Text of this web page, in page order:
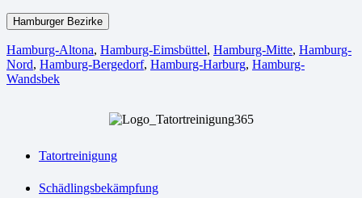
Hamburger Bezirke
Hamburg-Altona, Hamburg-Eimsbüttel, Hamburg-Mitte, Hamburg-
Nord, Hamburg-Bergedorf, Hamburg-Harburg, Hamburg-
Wandsbek
Tatortreinigung
Schädlingsbekämpfung